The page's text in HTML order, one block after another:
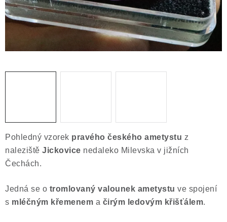
Obchodní podmínky
Podmínky ochrany osobních údajů
Poučení o právu na odstoupení od smlouvy
Výkup minerálů a drahých kamenů
Kontakt
Pohledný vzorek pravého českého ametystu z
naleziště Jickovice nedaleko Milevska v jižních
Čechách.
Jedná se o tromlovaný valounek ametystu ve spojení
s mléčným křemenem a čirým ledovým křišťálem.